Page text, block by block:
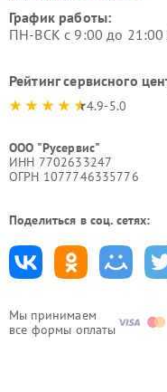
Мы принимаем
все формы оплаты
График работы:
ПН-ВСК с 9:00 до
Рейтинг сервисного
4.9-5.0
ООО "Русервис"
ИНН 7702633247
ОГРН 1077746335776
Поделиться в соц. сетях: